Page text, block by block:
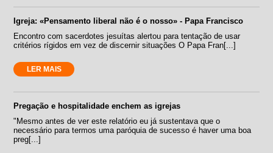
Igreja: «Pensamento liberal não é o nosso» - Papa Francisco
Encontro com sacerdotes jesuítas alertou para tentação de usar
critérios rígidos em vez de discernir situações O Papa Fran[...]
LER MAIS
Pregação e hospitalidade enchem as igrejas
"Mesmo antes de ver este relatório eu já sustentava que o
necessário para termos uma paróquia de sucesso é haver uma boa
preg[...]